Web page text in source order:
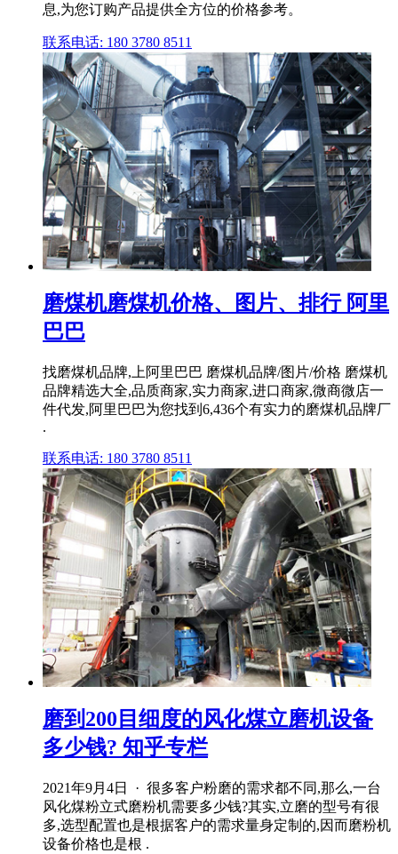
息,为您订购产品提供全方位的价格参考。
联系电话: 180 3780 8511
磨煤机磨煤机价格、图片、排行 阿里
巴巴
找磨煤机品牌,上阿里巴巴 磨煤机品牌/图片/价格 磨煤机
品牌精选大全,品质商家,实力商家,进口商家,微商微店一
件代发,阿里巴巴为您找到6,436个有实力的磨煤机品牌厂
.
联系电话: 180 3780 8511
磨到200目细度的风化煤立磨机设备
多少钱? 知乎专栏
2021年9月4日 · 很多客户粉磨的需求都不同,那么,一台
风化煤粉立式磨粉机需要多少钱?其实,立磨的型号有很
多,选型配置也是根据客户的需求量身定制的,因而磨粉机
设备价格也是根 .